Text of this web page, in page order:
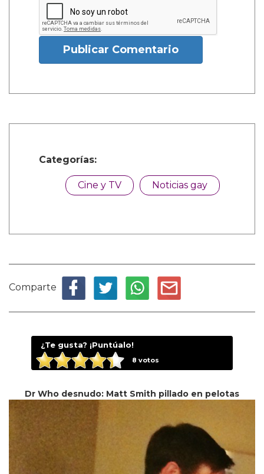
Publicar Comentario
Categorías:
Cine y TV Noticias gay
Comparte
¿Te gusta? ¡Puntúalo!
8 votos
Dr Who desnudo: Matt Smith pillado en pelotas